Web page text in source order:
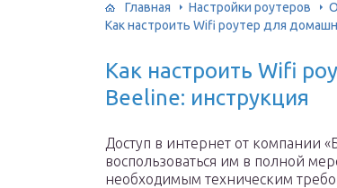
Главная Настройки роутеров
Как настроить Wifi роутер для
Как настроить Wifi
Beeline: инструкция
Доступ в интернет от компании
воспользоваться им в полной
необходимым техническим